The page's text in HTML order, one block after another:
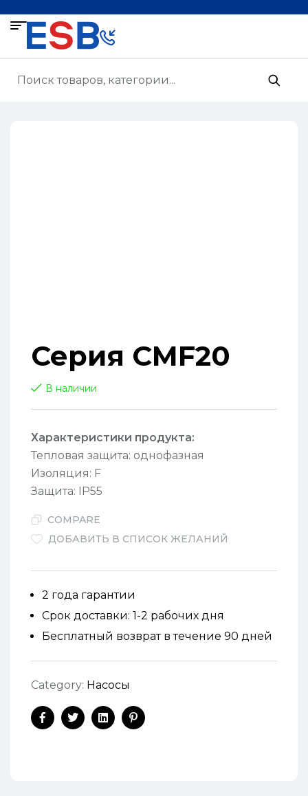
Серия CMF20
В наличии
Характеристики продукта:
Тепловая защита: однофазная
Изоляция: F
Защита: IP55
COMPARE
ДОБАВИТЬ В СПИСОК ЖЕЛАНИЙ
2 года гарантии
Срок доставки: 1-2 рабочих дня
Бесплатный возврат в течение 90 дней
Category: Насосы
Facebook
TwitterLinkedinPinterest